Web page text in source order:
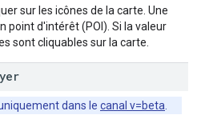
sur les icônes de la carte. Une
point d'intérêt (POI). Si la valeur
sont cliquables sur la carte.
dans le canal v=beta